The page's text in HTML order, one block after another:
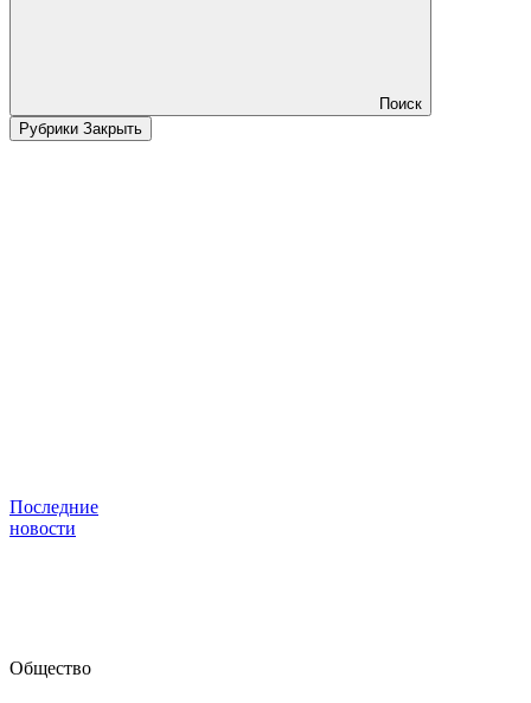
Поиск
Рубрики Закрыть
Последние
новости
Общество